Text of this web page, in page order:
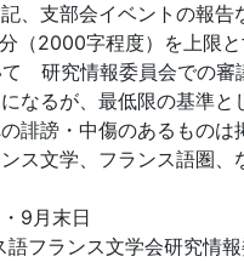
、支部会イベントの報告
2000字程度）を上限と
研究情報委員会での審
なるが、最低限の基準と
誹謗・中傷のあるものは
ス文学、フランス語圏
9月末日
フランス文学会研究情